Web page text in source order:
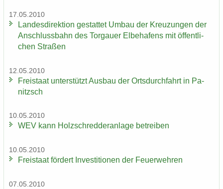
17.05.2010
Lan­des­di­rek­ti­on ge­stat­tet Umbau der Kreu­zun­gen der
An­schluss­bahn des Tor­gau­er El­be­ha­fens mit öf­fent­li­
chen Stra­ßen
12.05.2010
Frei­staat un­ter­stützt Aus­bau der Orts­durch­fahrt in Pa­
nitzsch
10.05.2010
WEV kann Holz­schred­de­r­an­la­ge be­trei­ben
10.05.2010
Frei­staat för­dert In­ves­ti­tio­nen der Feu­er­weh­ren
07.05.2010